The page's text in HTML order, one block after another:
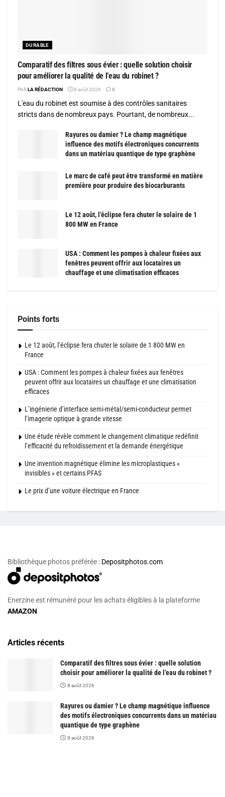
DURABLE
Comparatif des filtres sous évier : quelle solution choisir
pour améliorer la qualité de l’eau du robinet ?
PARLA RÉDACTION 8 août 2026 0
L'eau du robinet est soumise à des contrôles sanitaires
stricts dans de nombreux pays. Pourtant, de nombreux...
Rayures ou damier ? Le champ magnétique
influence des motifs électroniques concurrents
dans un matériau quantique de type graphène
Le marc de café peut être transformé en matière
première pour produire des biocarburants
Le 12 août, l’éclipse fera chuter le solaire de 1
800 MW en France
USA : Comment les pompes à chaleur fixées aux
fenêtres peuvent offrir aux locataires un
chauffage et une climatisation efficaces
Points forts
Le 12 août, l’éclipse fera chuter le solaire de 1 800 MW en
France
USA : Comment les pompes à chaleur fixées aux fenêtres
peuvent offrir aux locataires un chauffage et une climatisation
efficaces
L’ingénierie d’interface semi-métal/semi-conducteur permet
l’imagerie optique à grande vitesse
Une étude révèle comment le changement climatique redéfinit
l’efficacité du refroidissement et la demande énergétique
Une invention magnétique élimine les microplastiques «
invisibles » et certains PFAS
Le prix d’une voiture électrique en France
Bibliothèque photos préférée : Depositphotos.com
Enerzine est rémunéré pour les achats éligibles à la plateforme
AMAZON
Articles récents
Comparatif des filtres sous évier : quelle solution
choisir pour améliorer la qualité de l’eau du robinet ?
8 août 2026
Rayures ou damier ? Le champ magnétique influence
des motifs électroniques concurrents dans un matériau
quantique de type graphène
8 août 2026